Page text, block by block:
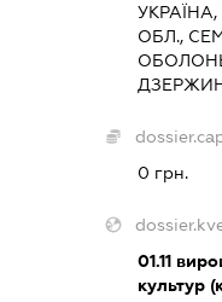
ОБЛ.,
0 грн.
01.11
культур